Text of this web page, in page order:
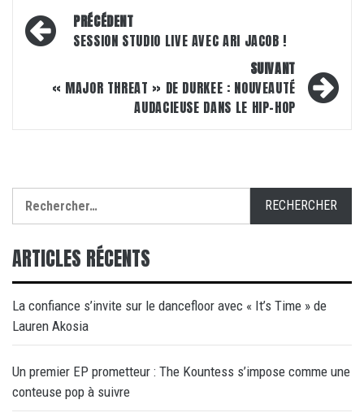
Navigation
d’article
PRÉCÉDENT
SESSION STUDIO LIVE AVEC ARI JACOB !
SUIVANT
« MAJOR THREAT » DE DURKEE : NOUVEAUTÉ
AUDACIEUSE DANS LE HIP-HOP
ARTICLES RÉCENTS
La confiance s’invite sur le dancefloor avec « It’s Time » de
Lauren Akosia
Un premier EP prometteur : The Kountess s’impose comme une
conteuse pop à suivre